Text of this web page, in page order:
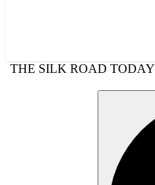
Copyright © 2026 طريق الحرير اليوم THE SILK ROAD TODAY